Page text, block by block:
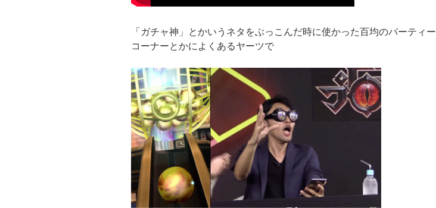
「ガチャ神」とかいうネタをぶっこんだ時に使かった百均のパーティー
コーナーとかによくあるヤーツで